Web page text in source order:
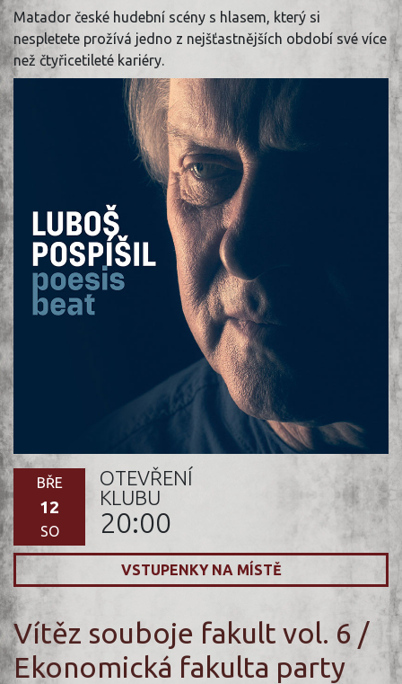
Matador české hudební scény s hlasem, který si
nespletete prožívá jedno z nejšťastnějších období své více
než čtyřicetileté kariéry.
BŘE
12
SO
OTEVŘENÍ
KLUBU
20:00
VSTUPENKY NA MÍSTĚ
Vítěz souboje fakult vol. 6 /
Ekonomická fakulta party